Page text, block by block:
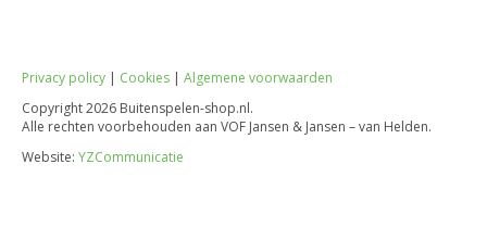
Privacy policy | Cookies | Algemene voorwaarden
Copyright2026 Buitenspelen-shop.nl.
Alle rechten voorbehouden aan VOF Jansen & Jansen – van Helden.
Website: YZCommunicatie